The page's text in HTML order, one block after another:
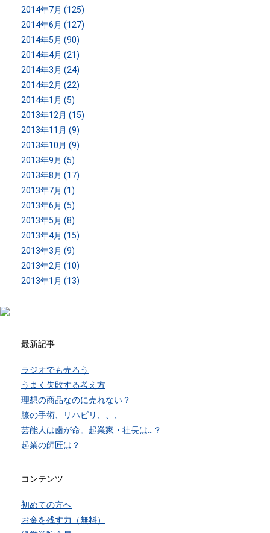
2014年7月 (125)
2014年6月 (127)
2014年5月 (90)
2014年4月 (21)
2014年3月 (24)
2014年2月 (22)
2014年1月 (5)
2013年12月 (15)
2013年11月 (9)
2013年10月 (9)
2013年9月 (5)
2013年8月 (17)
2013年7月 (1)
2013年6月 (5)
2013年5月 (8)
2013年4月 (15)
2013年3月 (9)
2013年2月 (10)
2013年1月 (13)
最新記事
ラジオでも売ろう
うまく失敗する考え方
理想の商品なのに売れない？
膝の手術、リハビリ、、、
芸能人は歯が命。起業家・社長は…？
起業の師匠は？
コンテンツ
初めての方へ
お金を残す力（無料）